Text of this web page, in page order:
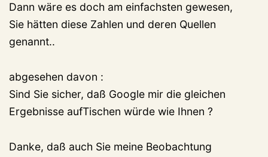
Dann wäre es doch am einfachsten gewesen,
Sie hätten diese Zahlen und deren Quellen
genannt..
abgesehen davon :
Sind Sie sicher, daß Google mir die gleichen
Ergebnisse aufTischen würde wie Ihnen ?
Danke, daß auch Sie meine Beobachtung